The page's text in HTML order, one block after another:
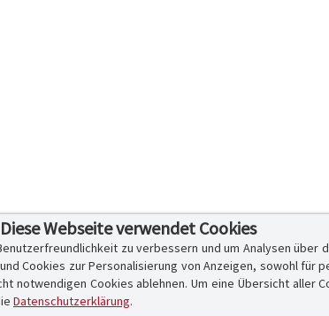
Diese Webseite verwendet Cookies
zu verbessern und um Analysen
Cookies zur Personalisierung von Anzeigen, sowohl
notwendigen Cookies ablehnen. Um eine Übersicht aller
Datenschutzerklärung.